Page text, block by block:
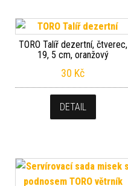
TORO Talíř dezertní, čtverec,
19, 5 cm, oranžový
30 Kč
DETAIL